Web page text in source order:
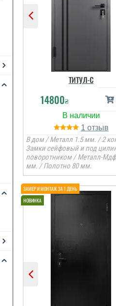
ТИТУЛ-C
14800₴
1
В дом / Металл 1.5 мм. / 2
Замки сейфовый и под
поворотником / Металл-
мм. / Полотно 80 мм.